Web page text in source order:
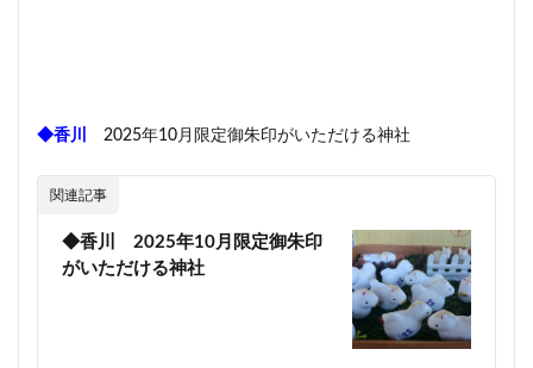
◆香川 2025年10月限定御朱印がいただける神社
関連記事
◆香川 2025年10月限定御朱印
がいただける神社